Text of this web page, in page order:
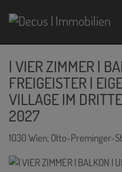
| VIER ZIMMER |
FREIGEISTER |
VILLAGE IM
2027
1030 Wien, Otto-Preminger-